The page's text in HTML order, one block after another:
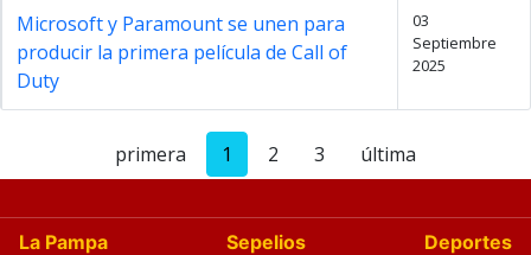
Microsoft y Paramount se unen para
producir la primera película de Call of
Duty
03
Septiembre
2025
primera 1 2 3 última
La Pampa Sepelios
Deportes